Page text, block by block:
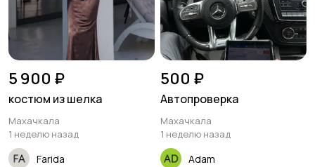
5 900 ₽
костюм из шелка
Махачкала
1 неделю назад
Farida
500 ₽
Автопроверка
Махачкала
1 неделю назад
Adam